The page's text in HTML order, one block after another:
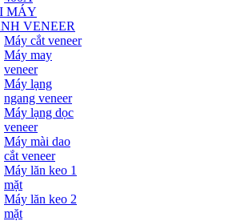
MÁY
VENEER
Máy cắt veneer
Máy may
veneer
Máy lạng
ngang veneer
Máy lạng dọc
veneer
Máy mài dao
cắt veneer
Máy lăn keo 1
mặt
Máy lăn keo 2
mặt